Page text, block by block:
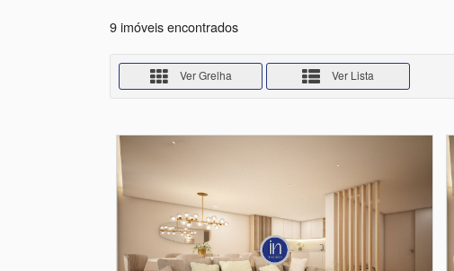
9 imóveis encontrados
Ver Grelha Ver Lista